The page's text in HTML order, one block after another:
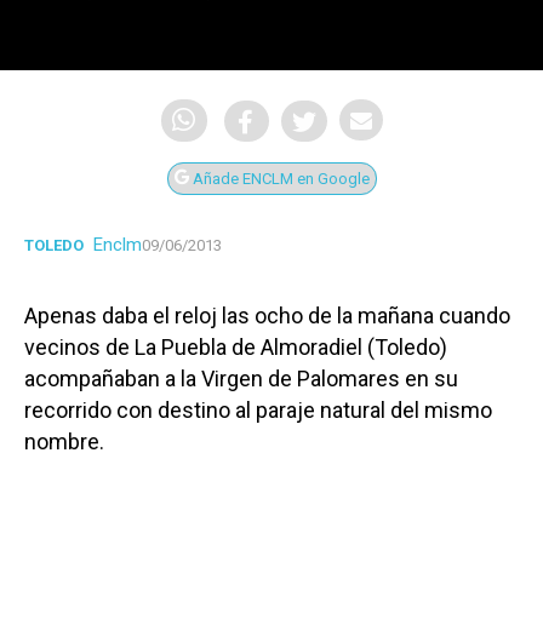
Añade ENCLM en Google
TOLEDO Enclm09/06/2013
Apenas daba el reloj las ocho de la mañana cuando
vecinos de La Puebla de Almoradiel (Toledo)
acompañaban a la Virgen de Palomares en su
recorrido con destino al paraje natural del mismo
nombre.